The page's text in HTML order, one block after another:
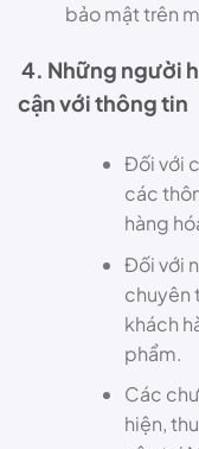
bảo mật trên
4. Những người
cận với thông tin
Đối với
các
hàng
Đối với
chuyên
khách
phẩm.
Các
hiện,